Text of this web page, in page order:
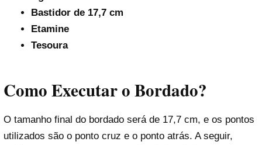
Bastidor de 17,7 cm
Etamine
Tesoura
Como Executar o Bordado?
O tamanho final do bordado será de 17,7 cm, e os pontos
utilizados são o ponto cruz e o ponto atrás. A seguir,